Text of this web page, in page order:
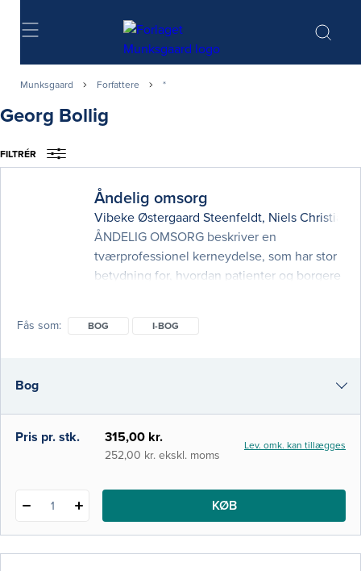
Søg
Munksgaard Forfattere *
Georg Bollig
FILTRÉR
Åndelig omsorg
Vibeke Østergaard Steenfeldt, Niels Christian
ÅNDELIG OMSORG beskriver en
tværprofessionel kerneydelse, som har stor
betydning for, hvordan patienter og borgere
afgørende for arbejdet i sundhedsvæsenet
nu også i stigende grad uden for sygeplejen
som en central del af arbejdet i hele de
Fås som BOG I-BOG
Bog
i-bog
Pris pr. stk. 315,00 kr.
252,00 kr. ekskl. moms
Lev. omk. kan tillægges
1 KØB